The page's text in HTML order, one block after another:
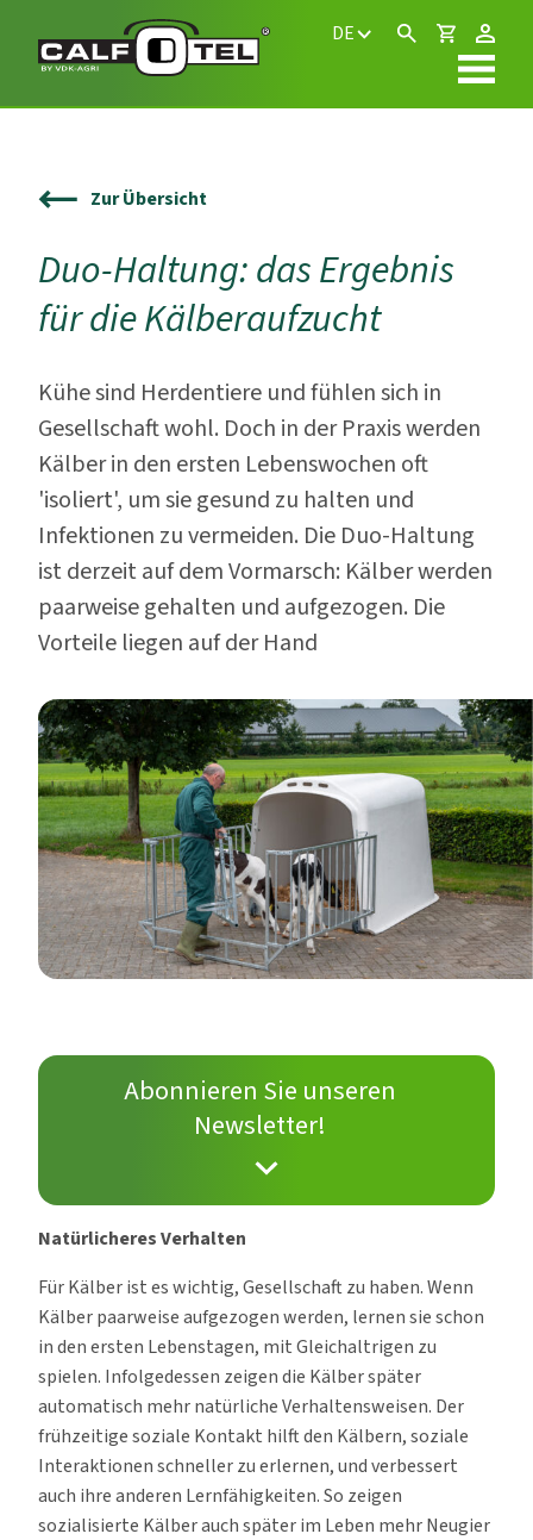
DE
Zur Übersicht
Duo-Haltung: das Ergebnis
für die Kälberaufzucht
Kühe sind Herdentiere und fühlen sich in
Gesellschaft wohl. Doch in der Praxis werden
Kälber in den ersten Lebenswochen oft
'isoliert', um sie gesund zu halten und
Infektionen zu vermeiden. Die Duo-Haltung
ist derzeit auf dem Vormarsch: Kälber werden
paarweise gehalten und aufgezogen. Die
Vorteile liegen auf der Hand
Abonnieren Sie unseren
Newsletter!
Natürlicheres Verhalten
Für Kälber ist es wichtig, Gesellschaft zu haben. Wenn
Kälber paarweise aufgezogen werden, lernen sie schon
in den ersten Lebenstagen, mit Gleichaltrigen zu
spielen. Infolgedessen zeigen die Kälber später
automatisch mehr natürliche Verhaltensweisen. Der
frühzeitige soziale Kontakt hilft den Kälbern, soziale
Interaktionen schneller zu erlernen, und verbessert
auch ihre anderen Lernfähigkeiten. So zeigen
sozialisierte Kälber auch später im Leben mehr Neugier